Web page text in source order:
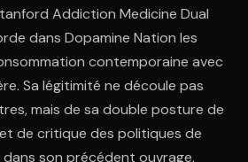
Addiction Medicine Dual
dans Dopamine Nation les
contemporaine avec
Sa légitimité ne découle pas
mais de sa double posture de
de critique des politiques de
son précédent ouvrage,